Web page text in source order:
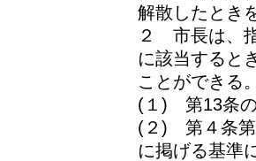
解散したとき
２ 市長は、
に該当すると
ことができる
(１) 第13条の
(２) 第４条第
に掲げる基準